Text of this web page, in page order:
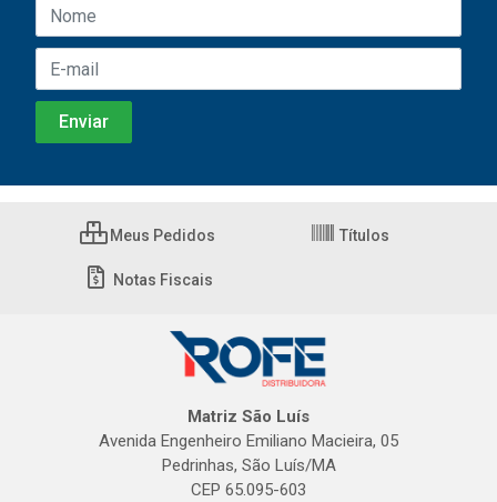
Meus Pedidos Títulos
Notas Fiscais
Matriz São Luís
Avenida Engenheiro Emiliano Macieira, 05
Pedrinhas, São Luís/MA
CEP 65.095-603